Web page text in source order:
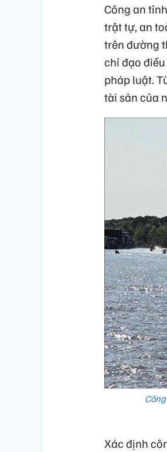
Công an
trật tự, an
trên đường
chỉ đạo
pháp luật.
tài sản của
Xác định